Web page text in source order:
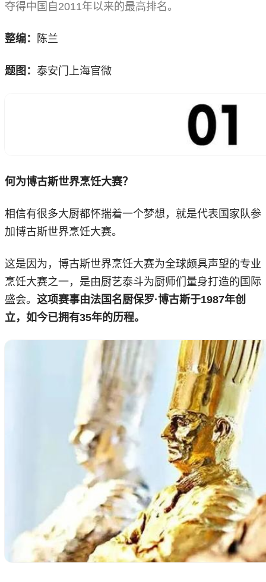
夺得中国自2011年以来的最高排名。
整编： 陈兰
题图： 泰安门上海官微
何为博古斯世界烹饪大赛？
相信有很多大厨都怀揣着一个梦想，就是代表国家队参
加博古斯世界烹饪大赛。
这是因为，博古斯世界烹饪大赛为全球颇具声望的专业
烹饪大赛之一，是由厨艺泰斗为厨师们量身打造的国际
盛会。 这项赛事由法国名厨保罗·博古斯于1987年创
立，如今已拥有35年的历程。